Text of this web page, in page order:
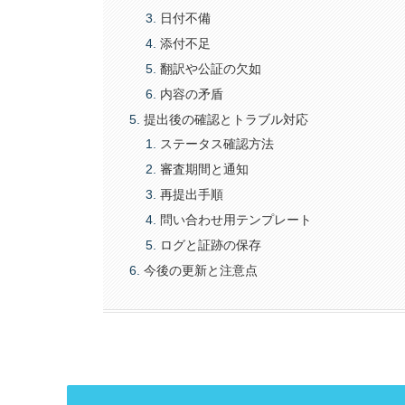
日付不備
添付不足
翻訳や公証の欠如
内容の矛盾
提出後の確認とトラブル対応
ステータス確認方法
審査期間と通知
再提出手順
問い合わせ用テンプレート
ログと証跡の保存
今後の更新と注意点